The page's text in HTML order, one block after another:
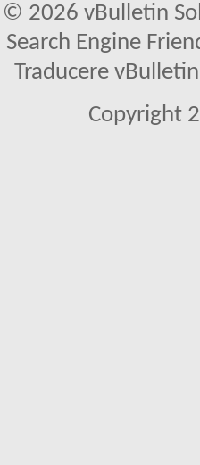
2026 vBulletin
Search Engine
Traducere
Copyright